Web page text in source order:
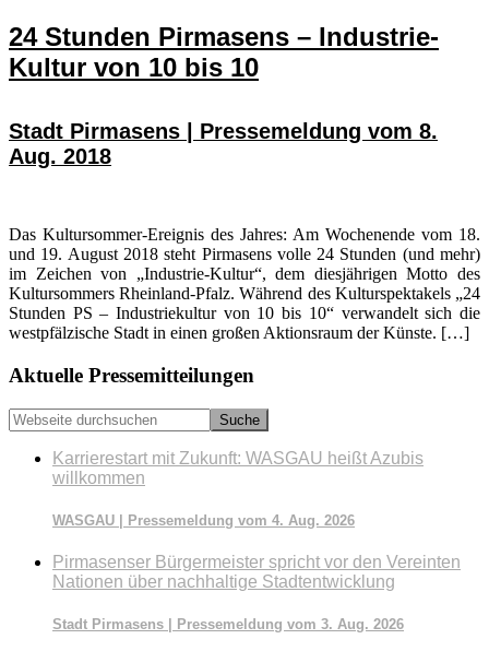
24 Stunden Pirmasens – Industrie-
Kultur von 10 bis 10
Stadt Pirmasens | Pressemeldung vom 8.
Aug. 2018
Das Kultursommer-Ereignis des Jahres: Am Wochenende vom 18.
und 19. August 2018 steht Pirmasens volle 24 Stunden (und mehr)
im Zeichen von „Industrie-Kultur“, dem diesjährigen Motto des
Kultursommers Rheinland-Pfalz. Während des Kulturspektakels „24
Stunden PS – Industriekultur von 10 bis 10“ verwandelt sich die
westpfälzische Stadt in einen großen Aktionsraum der Künste. […]
Seitenspalte
Aktuelle Pressemitteilungen
Webseite
durchsuchen
Karrierestart mit Zukunft: WASGAU heißt Azubis
willkommen
WASGAU | Pressemeldung vom 4. Aug. 2026
Pirmasenser Bürgermeister spricht vor den Vereinten
Nationen über nachhaltige Stadtentwicklung
Stadt Pirmasens | Pressemeldung vom 3. Aug. 2026